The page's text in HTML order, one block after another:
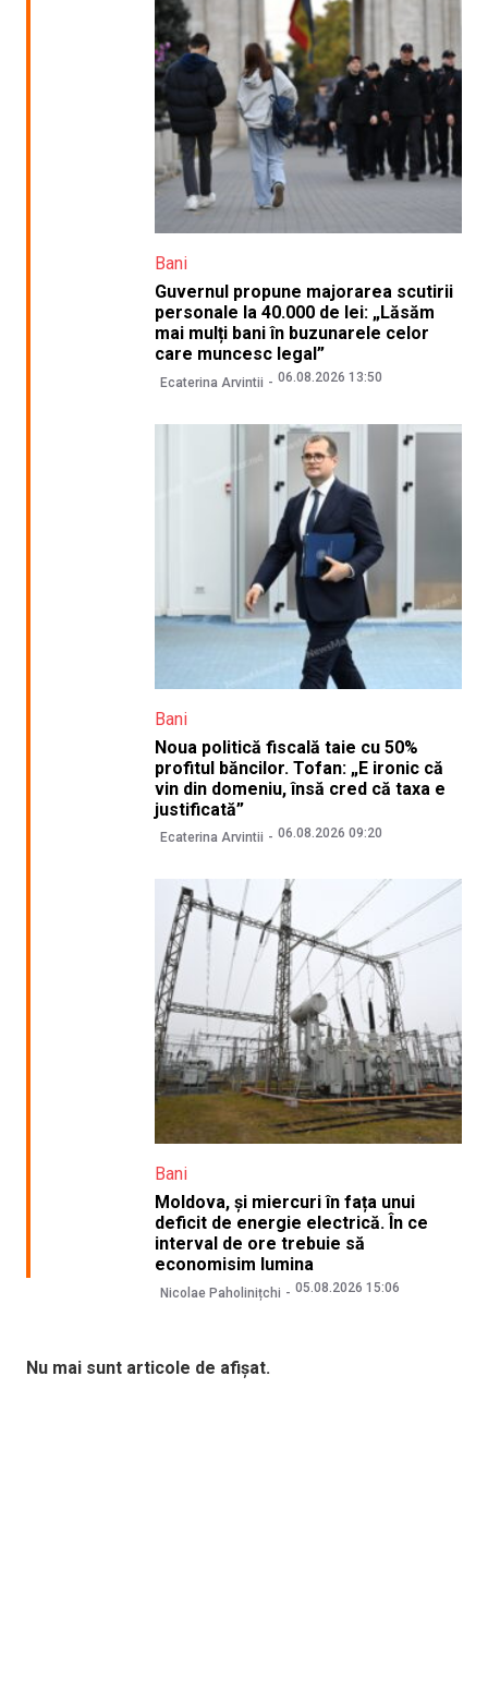
Bani
Guvernul propune majorarea scutirii
personale la 40.000 de lei: „Lăsăm
mai mulți bani în buzunarele celor
care muncesc legal”
Ecaterina Arvintii 06.08.2026 13:50
Bani
Noua politică fiscală taie cu 50%
profitul băncilor. Tofan: „E ironic că
vin din domeniu, însă cred că taxa e
justificată”
Ecaterina Arvintii 06.08.2026 09:20
Bani
Moldova, și miercuri în fața unui
deficit de energie electrică. În ce
interval de ore trebuie să
economisim lumina
Nicolae Paholinițchi 05.08.2026 15:06
Nu mai sunt articole de afișat.